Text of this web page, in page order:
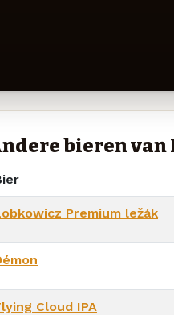
bieren van
Premium ležák
Cloud IPA